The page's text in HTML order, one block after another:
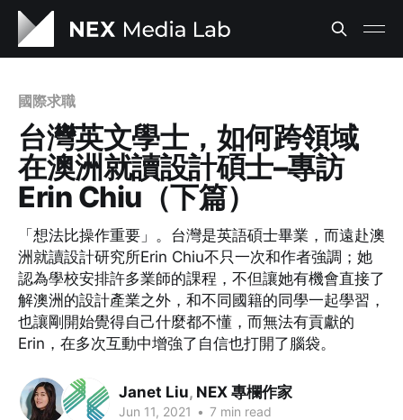
國際求職
台灣英文學士，如何跨領域
在澳洲就讀設計碩士–專訪
Erin Chiu（下篇）
「想法比操作重要」。台灣是英語碩士畢業，而遠赴澳
洲就讀設計研究所Erin Chiu不只一次和作者強調；她
認為學校安排許多業師的課程，不但讓她有機會直接了
解澳洲的設計產業之外，和不同國籍的同學一起學習，
也讓剛開始覺得自己什麼都不懂，而無法有貢獻的
Erin，在多次互動中增強了自信也打開了腦袋。
Janet Liu, NEX 專欄作家
Jun 11, 2021 • 7 min read